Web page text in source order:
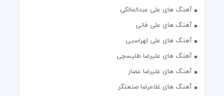
آهنگ های علی عبدالمالکی
آهنگ های علی فانی
آهنگ های علی لهراسبی
آهنگ های علیرضا طلیسچی
آهنگ های علیرضا عصار
آهنگ های غلامرضا صنعتگر